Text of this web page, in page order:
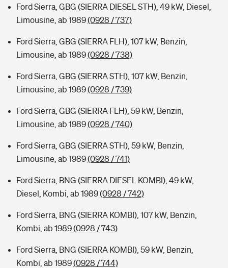
Ford Sierra, GBG (SIERRA DIESEL STH), 49 kW, Diesel,
Limousine, ab 1989(0928 / 737)
Ford Sierra, GBG (SIERRA FLH), 107 kW, Benzin,
Limousine, ab 1989(0928 / 738)
Ford Sierra, GBG (SIERRA STH), 107 kW, Benzin,
Limousine, ab 1989(0928 / 739)
Ford Sierra, GBG (SIERRA FLH), 59 kW, Benzin,
Limousine, ab 1989(0928 / 740)
Ford Sierra, GBG (SIERRA STH), 59 kW, Benzin,
Limousine, ab 1989(0928 / 741)
Ford Sierra, BNG (SIERRA DIESEL KOMBI), 49 kW,
Diesel, Kombi, ab 1989(0928 / 742)
Ford Sierra, BNG (SIERRA KOMBI), 107 kW, Benzin,
Kombi, ab 1989(0928 / 743)
Ford Sierra, BNG (SIERRA KOMBI), 59 kW, Benzin,
Kombi, ab 1989(0928 / 744)